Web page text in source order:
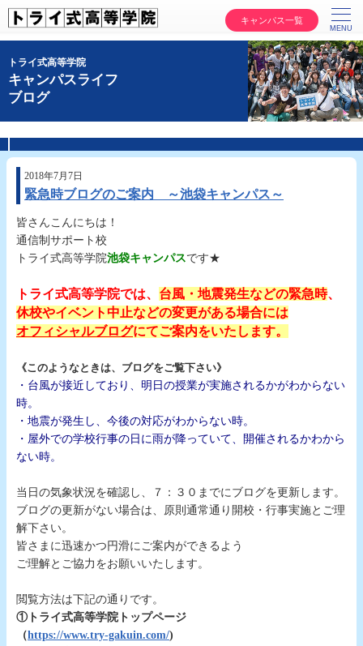
キャンパス一覧
トライ式高等学院
キャンパスライフ
ブログ
2018年7月7日
緊急時ブログのご案内 ～池袋キャンパス～
皆さんこんにちは！
通信制サポート校
トライ式高等学院池袋キャンパスです★
トライ式高等学院では、 台風・地震発生などの緊急時、
休校やイベント中止などの変更がある場合には
オフィシャルブログにてご案内をいたします。
《このようなときは、ブログをご覧下さい》
・台風が接近しており、明日の授業が実施されるかがわからない
時。
・地震が発生し、今後の対応がわからない時。
・屋外での学校行事の日に雨が降っていて、開催されるかわから
ない時。
当日の気象状況を確認し、７：３０までにブログを更新します。
ブログの更新がない場合は、原則通常通り開校・行事実施とご理
解下さい。
皆さまに迅速かつ円滑にご案内ができるよう
ご理解とご協力をお願いいたします。
閲覧方法は下記の通りです。
①トライ式高等学院トップページ
（https://www.try-gakuin.com/)